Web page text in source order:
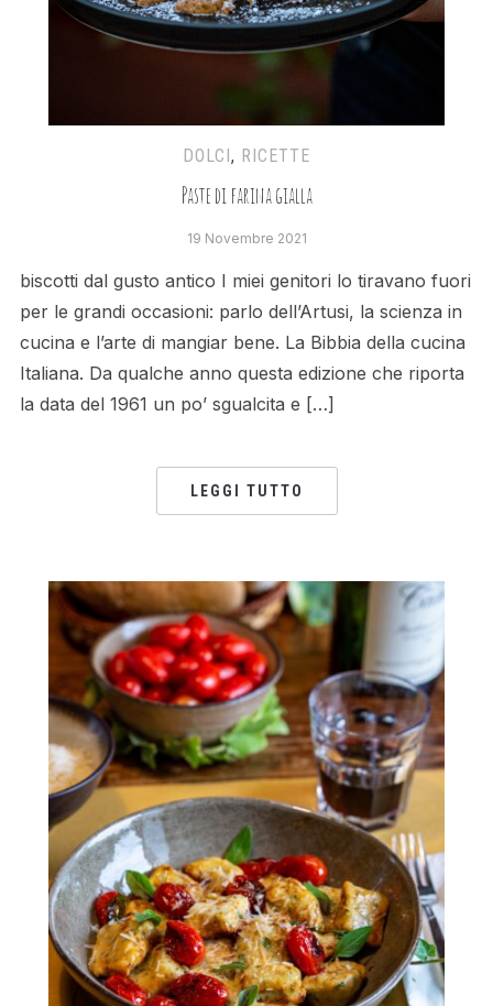
DOLCI, RICETTE
Paste di farina gialla
19 Novembre 2021
biscotti dal gusto antico I miei genitori lo tiravano fuori
per le grandi occasioni: parlo dell’Artusi, la scienza in
cucina e l’arte di mangiar bene. La Bibbia della cucina
Italiana. Da qualche anno questa edizione che riporta
la data del 1961 un po’ sgualcita e […]
LEGGI TUTTO